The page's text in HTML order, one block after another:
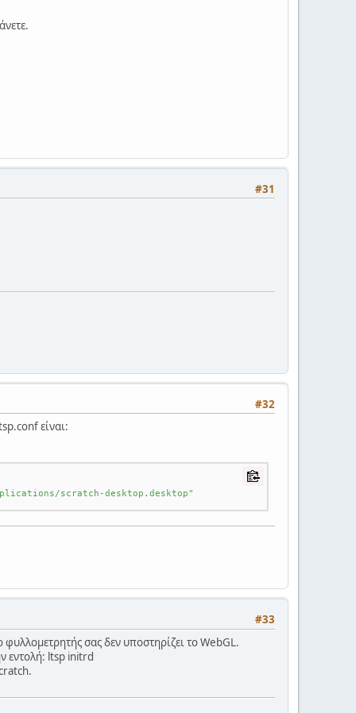
#31
#32
είναι:
scratch-desktop.desktop"
#33
σας δεν υποστηρίζει το WebGL.
εντολή: ltsp initrd